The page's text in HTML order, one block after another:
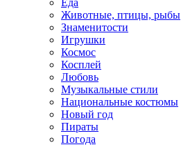
Еда
Животные, птицы, рыбы
Знаменитости
Игрушки
Космос
Косплей
Любовь
Музыкальные стили
Национальные костюмы
Новый год
Пираты
Погода